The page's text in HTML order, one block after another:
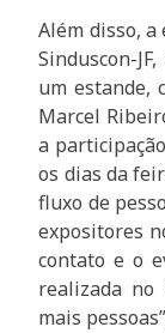
Além disso, a
Sinduscon-
um estande,
Marcel
a
os dias da
fluxo de
expositores
contato e o
realizada no
mais